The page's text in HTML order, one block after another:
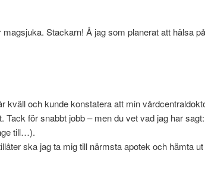
Stackarn! Å jag som planerat att hälsa
kväll och kunde konstatera att min
Tack för snabbt jobb – men du vet vad jag har
till…).
ska jag ta mig till närmsta apotek och hämta